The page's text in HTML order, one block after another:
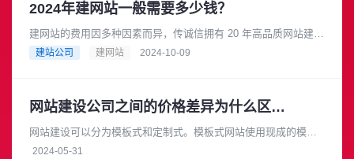
2024年建网站一般需要多少钱？
建网站的费用因多种因素而异，传诚信拥有 20 年高品质网站建设
经验，是成熟可靠的网络品牌建设合作伙伴。在长期的发展过程
建站公司 建网站 2024-10-09
网站建设公司之间的价格差异为什么区别大
网站建设可以分为模板式和定制式。模板式网站使用现成的模板
进行搭建，成本较低，适合小型企业或个体户。而定制式网站则
2024-05-31